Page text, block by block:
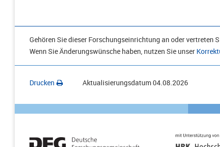
Gehören Sie dieser Forschungseinrichtung an oder vertreten
Wenn Sie Änderungswünsche haben, nutzen Sie unser
Drucken Aktualisierungsdatum04.08.2026